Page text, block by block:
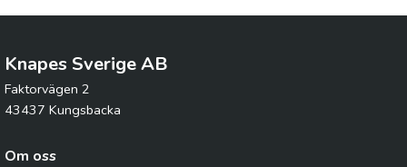
Knapes Sverige AB
Faktorvägen 2
43437 Kungsbacka
Om oss